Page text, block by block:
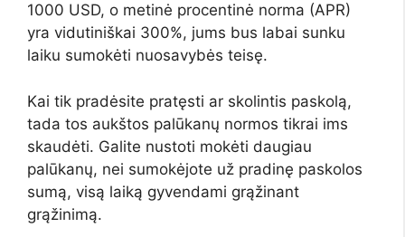
1000 USD, o metinė procentinė norma (APR)
yra vidutiniškai 300%, jums bus labai sunku
laiku sumokėti nuosavybės teisę.
Kai tik pradėsite pratęsti ar skolintis paskolą,
tada tos aukštos palūkanų normos tikrai ims
skaudėti. Galite nustoti mokėti daugiau
palūkanų, nei sumokėjote už pradinę paskolos
sumą, visą laiką gyvendami grąžinant
grąžinimą.